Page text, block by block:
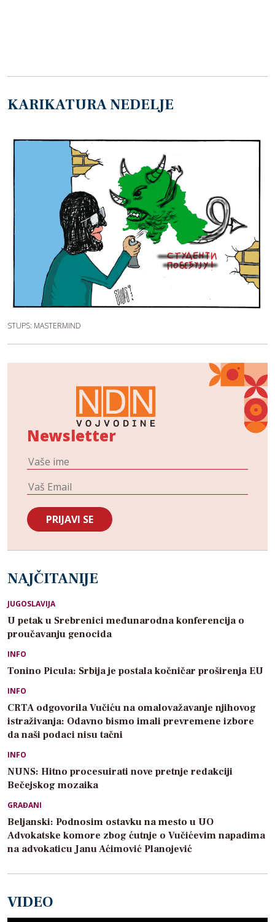
KARIKATURA NEDELJE
STUPS: MASTERMIND
Newsletter
NAJČITANIJE
JUGOSLAVIJA
U petak u Srebrenici međunarodna konferencija o
proučavanju genocida
INFO
Tonino Picula: Srbija je postala kočničar proširenja EU
INFO
CRTA odgovorila Vučiću na omalovažavanje njihovog
istraživanja: Odavno bismo imali prevremene izbore
da naši podaci nisu tačni
INFO
NUNS: Hitno procesuirati nove pretnje redakciji
Bečejskog mozaika
GRAĐANI
Beljanski: Podnosim ostavku na mesto u UO
Advokatske komore zbog ćutnje o Vučićevim napadima
na advokaticu Janu Aćimović Planojević
VIDEO